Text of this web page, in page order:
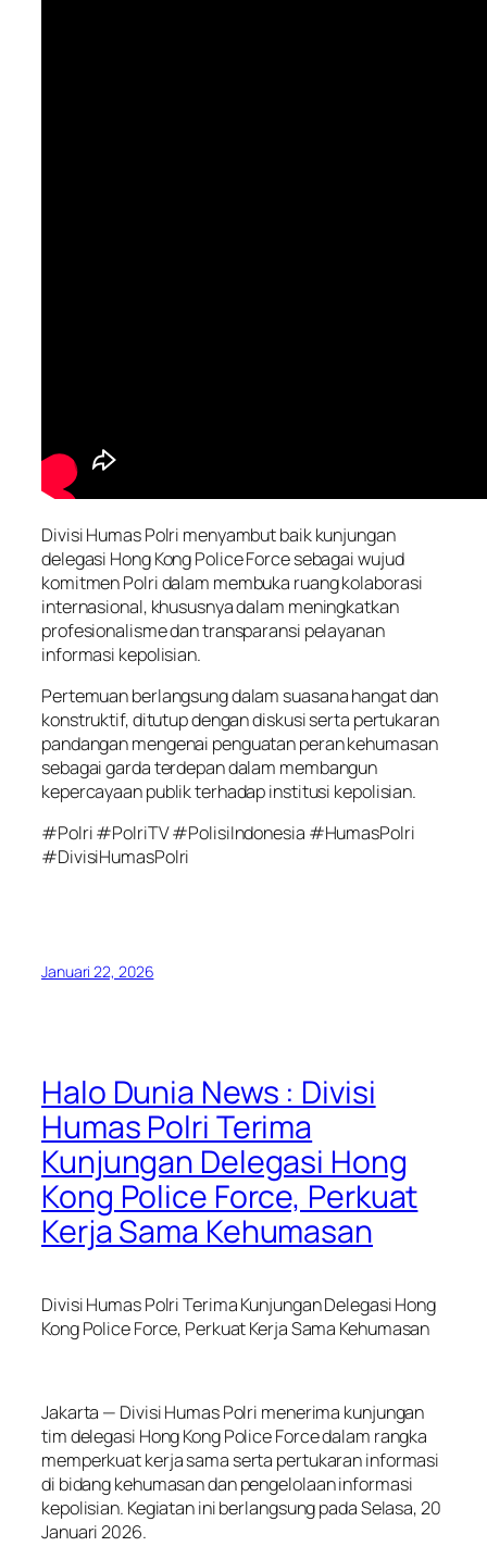
Divisi Humas Polri menyambut baik kunjungan
delegasi Hong Kong Police Force sebagai wujud
komitmen Polri dalam membuka ruang kolaborasi
internasional, khususnya dalam meningkatkan
profesionalisme dan transparansi pelayanan
informasi kepolisian.
Pertemuan berlangsung dalam suasana hangat dan
konstruktif, ditutup dengan diskusi serta pertukaran
pandangan mengenai penguatan peran kehumasan
sebagai garda terdepan dalam membangun
kepercayaan publik terhadap institusi kepolisian.
#Polri #PolriTV #PolisiIndonesia #HumasPolri
#DivisiHumasPolri
Januari 22, 2026
Halo Dunia News : Divisi
Humas Polri Terima
Kunjungan Delegasi Hong
Kong Police Force, Perkuat
Kerja Sama Kehumasan
Divisi Humas Polri Terima Kunjungan Delegasi Hong
Kong Police Force, Perkuat Kerja Sama Kehumasan
Jakarta — Divisi Humas Polri menerima kunjungan
tim delegasi Hong Kong Police Force dalam rangka
memperkuat kerja sama serta pertukaran informasi
di bidang kehumasan dan pengelolaan informasi
kepolisian. Kegiatan ini berlangsung pada Selasa, 20
Januari 2026.